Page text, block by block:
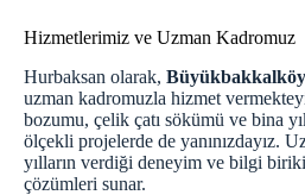
Hizmetlerimiz ve Uzman Kadromuz
Hurbaksan olarak,
uzman kadromuzla hizmet
bozumu, çelik çatı sökümü ve bina
ölçekli projelerde de yanınızdayız.
yılların verdiği deneyim ve bilgi
çözümleri sunar.